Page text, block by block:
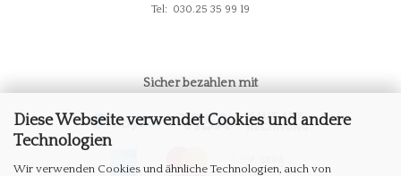
Diese Webseite verwendet Cookies und andere
Technologien
Wir verwenden Cookies und ähnliche Technologien, auch von
Tel: 030.25 35 99 19
Sicher bezahlen mit